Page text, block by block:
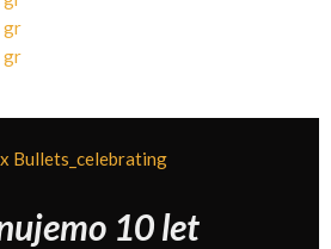
gr
gr
10 let